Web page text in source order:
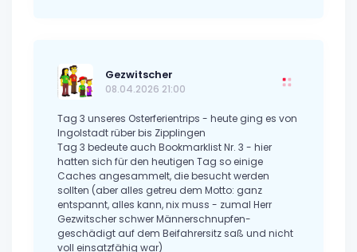
Gezwitscher
08.04.2026 21:00
Tag 3 unseres Osterferientrips - heute ging es von
Ingolstadt rüber bis Zipplingen
Tag 3 bedeute auch Bookmarklist Nr. 3 - hier
hatten sich für den heutigen Tag so einige
Caches angesammelt, die besucht werden
sollten (aber alles getreu dem Motto: ganz
entspannt, alles kann, nix muss - zumal Herr
Gezwitscher schwer Männerschnupfen-
geschädigt auf dem Beifahrersitz saß und nicht
voll einsatzfähig war)